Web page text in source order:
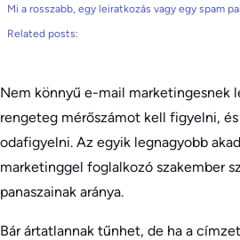
Mi a rosszabb, egy leiratkozás vagy egy spam
Related posts:
Nem könnyű e-mail marketingesnek
rengeteg mérőszámot kell figyelni,
odafigyelni. Az egyik legnagyobb
marketinggel foglalkozó szakember
panaszainak aránya.
Bár ártatlannak tűnhet, de ha a